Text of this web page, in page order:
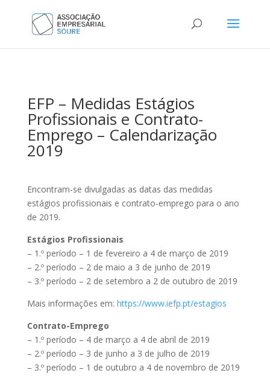
EFP – Medidas Estágios
Profissionais e Contrato-
Emprego – Calendarização
2019
Encontram-se divulgadas as datas das medidas
estágios profissionais e contrato-emprego para o ano
de 2019.
Estágios Profissionais
– 1.º período – 1 de fevereiro a 4 de março de 2019
– 2.º período – 2 de maio a 3 de junho de 2019
– 3.º período – 2 de setembro a 2 de outubro de 2019
Mais informações em: https://www.iefp.pt/estagios
Contrato-Emprego
– 1.º período – 4 de março a 4 de abril de 2019
– 2.º período – 3 de junho a 3 de julho de 2019
– 3.º período – 1 de outubro a 4 de novembro de 2019